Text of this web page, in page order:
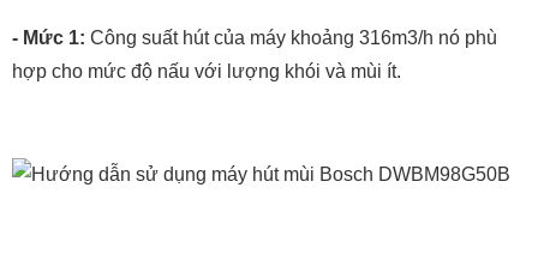
- Mức 1: Công suất hút của máy khoảng 316m3/h nó phù
hợp cho mức độ nấu với lượng khói và mùi ít.